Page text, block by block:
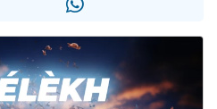
places pour étudier en groupe sur Zoom
musiques dans Torah-Box Music